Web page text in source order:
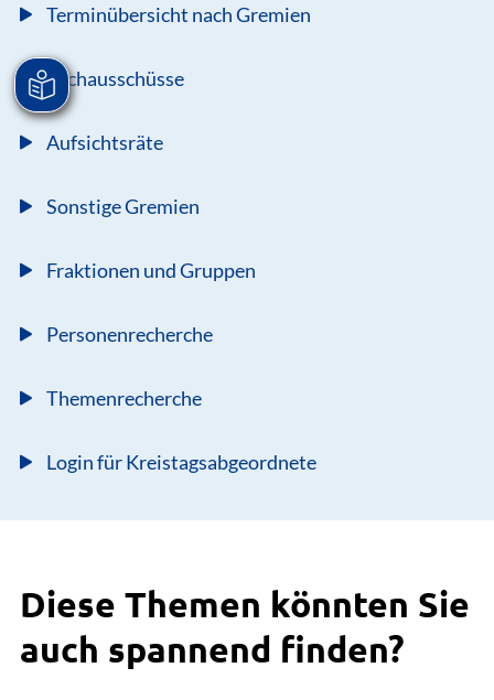
Terminübersicht nach Gremien
Fachausschüsse
Aufsichtsräte
Sonstige Gremien
Fraktionen und Gruppen
Personenrecherche
Themenrecherche
Login für Kreistagsabgeordnete
Diese Themen könnten Sie
auch spannend finden?